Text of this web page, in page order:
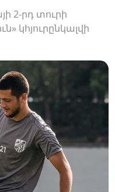
2-րդ տուրի
կհյուրընկալվի